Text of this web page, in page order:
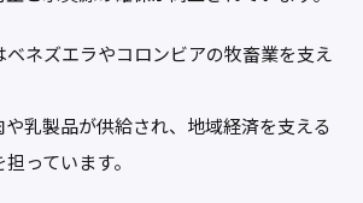
ネズエラやコロンビアの牧畜業を支え
乳製品が供給され、地域経済を支える
っています。